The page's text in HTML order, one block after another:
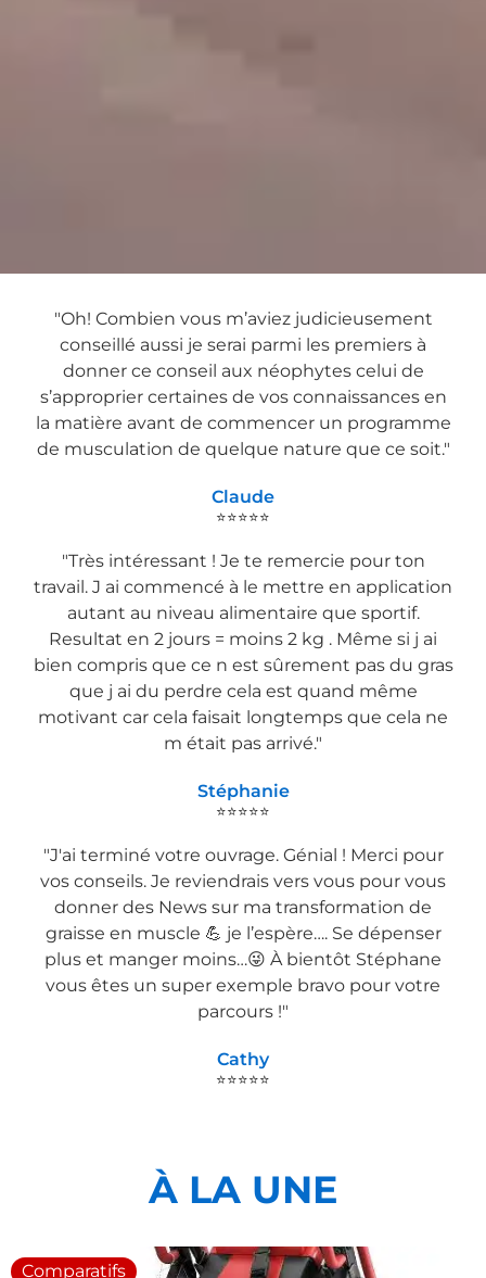
"Oh! Combien vous m’aviez judicieusement
conseillé aussi je serai parmi les premiers à
donner ce conseil aux néophytes celui de
s’approprier certaines de vos connaissances en
la matière avant de commencer un programme
de musculation de quelque nature que ce soit."
Claude
⭐⭐⭐⭐⭐
"Très intéressant ! Je te remercie pour ton
travail. J ai commencé à le mettre en application
autant au niveau alimentaire que sportif.
Resultat en 2 jours = moins 2 kg . Même si j ai
bien compris que ce n est sûrement pas du gras
que j ai du perdre cela est quand même
motivant car cela faisait longtemps que cela ne
m était pas arrivé."
Stéphanie
⭐⭐⭐⭐⭐
"J'ai terminé votre ouvrage. Génial ! Merci pour
vos conseils. Je reviendrais vers vous pour vous
donner des News sur ma transformation de
graisse en muscle 💪 je l’espère…. Se dépenser
plus et manger moins…😜 À bientôt Stéphane
vous êtes un super exemple bravo pour votre
parcours !"
Cathy
⭐⭐⭐⭐⭐
À LA UNE
Comparatifs